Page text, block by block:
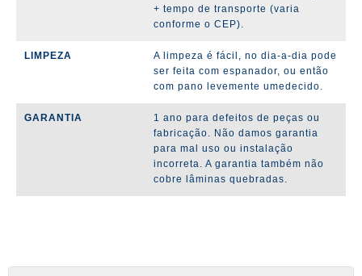
+ tempo de transporte (varia
conforme o CEP).
LIMPEZA
A limpeza é fácil, no dia-a-dia pode
ser feita com espanador, ou então
com pano levemente umedecido.
GARANTIA
1 ano para defeitos de peças ou
fabricação. Não damos garantia
para mal uso ou instalação
incorreta. A garantia também não
cobre lâminas quebradas.